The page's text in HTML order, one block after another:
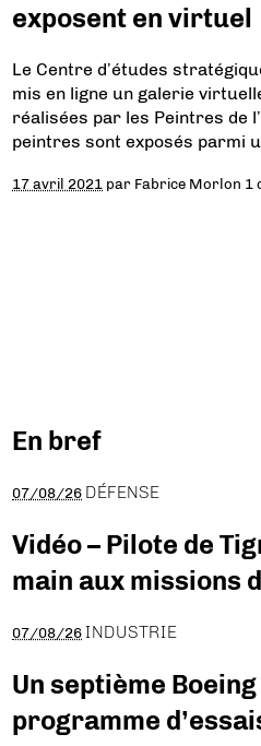
exposent en virtuel
Le Centre d’études
mis en ligne un galerie
réalisées par les Peintres de
peintres sont exposés parmi
17 avril 2021 par Fabrice Morlon 1
En bref
07/08/26 DÉFENSE
Vidéo – Pilote de
main aux missions
07/08/26 INDUSTRIE
Un septième
programme